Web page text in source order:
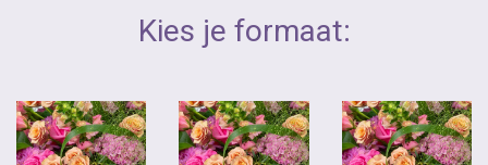
Kies je formaat: